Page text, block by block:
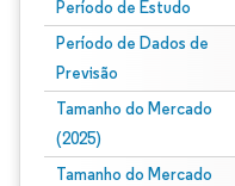
Período de Estudo
Período de Dados de
Previsão
Tamanho do Mercado
(2025)
Tamanho do Mercado